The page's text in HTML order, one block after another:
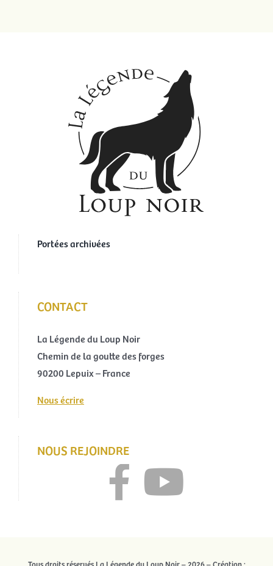
Portées archivées
CONTACT
La Légende du Loup Noir
Chemin de la goutte des forges
90200 Lepuix – France
Nous écrire
NOUS REJOINDRE